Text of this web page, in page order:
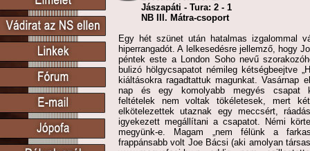
Jászapáti - Tura: 2 - 1
NB III. Mátra-csoport
Egy hét szünet után hatalmas izgalommal
hiperrangadót. A lelkesedésre jellemző, hogy
péntek este a London Soho nevű
bulizó hölgycsapatot némileg kétségbeejtve
kiáltásokra ragadtattuk magunkat. Vasárnap
nap és egy komolyabb megyés csapat
feltételek nem voltak tökéletesek, mert
elkötelezettek utaznak egy meccsért,
igyekezett megállítani a csapatot. Némi
megyünk-e. Magam „nem félünk a
frappánsabb volt Joe Bácsi (aki amolyan